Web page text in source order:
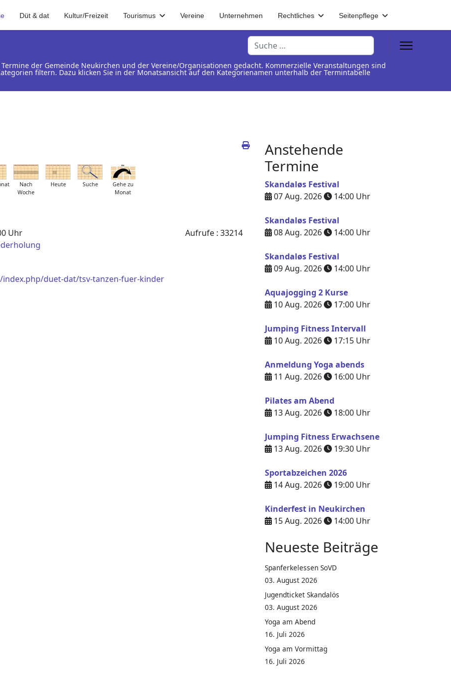
Düt & dat Kultur/Freizeit Tourismus Vereine Unternehmen Rechtliches Seitenpflege
Suchen
der Gemeinde Neukirchen und der Vereine/Organisationen gedacht. Kommerzielle Veranstaltungen sind
filtern. Dazu klicken Sie in der Monatsansicht auf den Kategorienamen unterhalb der Termintabelle
Nach
Woche
Heute Suche
Gehe zu
Monat
Uhr
Aufrufe: 33214
duet-dat/tsv-tanzen-fuer-kinder
Anstehende
Termine
Skandaløs Festival
07 Aug. 2026
14:00 Uhr
Skandaløs Festival
08 Aug. 2026
14:00 Uhr
Skandaløs Festival
09 Aug. 2026
14:00 Uhr
Aquajogging 2 Kurse
10 Aug. 2026
17:00 Uhr
Jumping Fitness Intervall
10 Aug. 2026
17:15 Uhr
Anmeldung Yoga abends
11 Aug. 2026
16:00 Uhr
Pilates am Abend
13 Aug. 2026
18:00 Uhr
Jumping Fitness Erwachsene
13 Aug. 2026
19:30 Uhr
Sportabzeichen 2026
14 Aug. 2026
19:00 Uhr
Kinderfest in Neukirchen
15 Aug. 2026
14:00 Uhr
Neueste Beiträge
Spanferkelessen SoVD
03. August 2026
Jugendticket Skandalös
03. August 2026
Yoga am Abend
16. Juli 2026
Yoga am Vormittag
16. Juli 2026